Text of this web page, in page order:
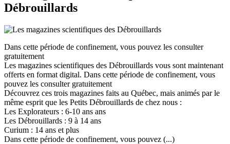
Débrouillards
Dans cette période de confinement, vous pouvez les consulter
gratuitement
Les magazines scientifiques des Débrouillards vous sont maintenant
offerts en format digital. Dans cette période de confinement, vous
pouvez les consulter gratuitement
Découvrez ces trois magazines faits au Québec, mais animés par le
même esprit que les Petits Débrouillards de chez nous :
Les Explorateurs : 6-10 ans ans
Les Débrouillards : 9 à 14 ans
Curium : 14 ans et plus
Dans cette période de confinement, vous pouvez (...)